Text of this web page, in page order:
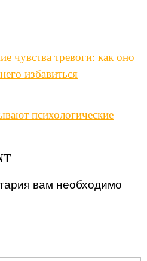
чувства тревоги: как оно
избавиться
психологические
вам необходимо